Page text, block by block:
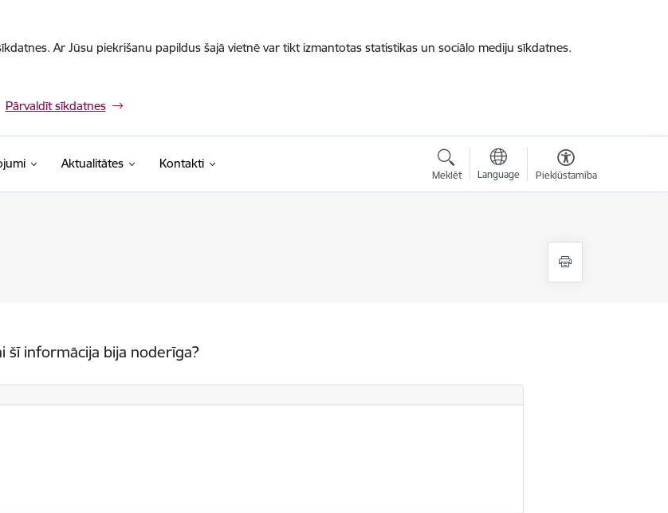
Ar Jūsu piekrišanu papildus šajā vietnē var tikt izmantotas statistikas un sociālo mediju sīkdatnes.
Pārvaldīt sīkdatnes
Aktualitātes Kontakti
Meklēt Language Piekļūstamība
šī informācija bija noderīga?